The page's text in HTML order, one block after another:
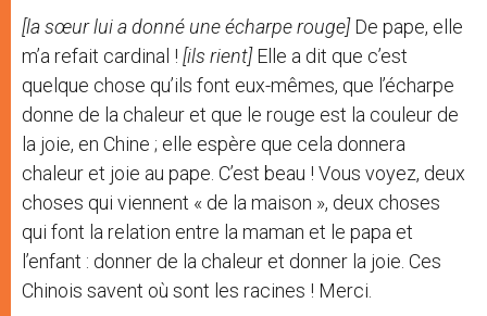
[la sœur lui a donné une écharpe rouge]De pape, elle
m’a refait cardinal ! [ils rient]Elle a dit que c’est
quelque chose qu’ils font eux-mêmes, que l’écharpe
donne de la chaleur et que le rouge est la couleur de
la joie, en Chine ; elle espère que cela donnera
chaleur et joie au pape. C’est beau ! Vous voyez, deux
choses qui viennent « de la maison », deux choses
qui font la relation entre la maman et le papa et
l’enfant : donner de la chaleur et donner la joie. Ces
Chinois savent où sont les racines ! Merci.